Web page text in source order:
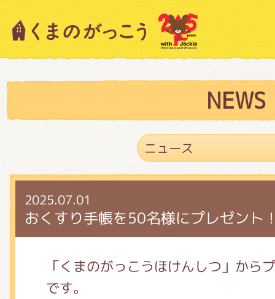
NEWS
2025.07.01
おくすり手帳を50名様にプレゼント
「くまのがっこうほけんしつ」から
です。
キャラクター紹介
スタッフブログ
絵本・作家紹介
ショップインフォメーション